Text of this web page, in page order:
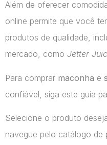
Além de oferecer
online permite que você
produtos de qualidade,
mercado, como Jetter
Para comprar maconha e
confiável, siga este guia
Selecione o produto
navegue pelo catálogo de